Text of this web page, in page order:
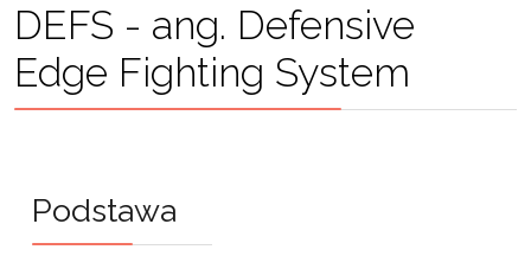
DEFS - ang. Defensive
Edge Fighting System
Podstawa